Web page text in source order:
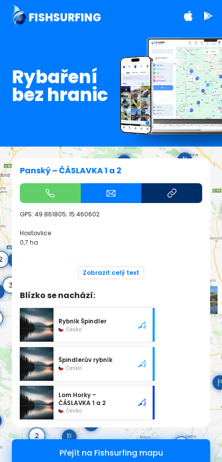
FISHSURFING
Rybaření
bez hranic
Panský – ČÁSLAVKA 1 a 2
GPS: 49.861805; 15.460602
Hostovlice
0,7 ha
https://www.rybsvaz.cz/rybarsky-rad
Zobrazit celý text
Blízko se nachází:
Rybník Špindler
Česko
Špindlerův rybník
Česko
Lom Horky –
ČÁSLAVKA 1 a 2
Česko
Přejít na Fishsurfing mapu